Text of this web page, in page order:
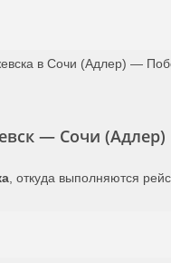
в Сочи (Адлер) —
— Сочи (Адлер)
, откуда выполняются